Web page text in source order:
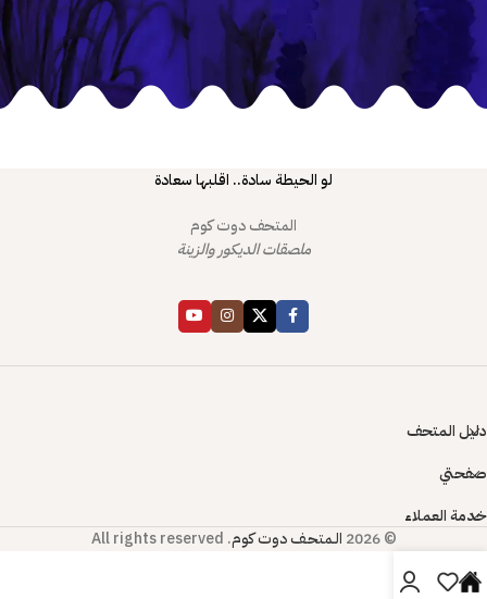
لو الحيطة سادة.. اقلبها سعادة
المتحف دوت كوم
ملصقات الديكور والزينة
دليل المتحف
صفحتي
خدمة العملاء
© 2026
الـمتحـف دوت كوم. All rights reserved